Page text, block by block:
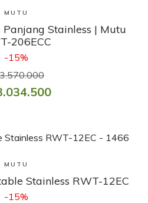
Produk
MUTU
Stainless | Mutu
206ECC
-15%
Produk
MUTU
Stainless RWT-12EC
-15%